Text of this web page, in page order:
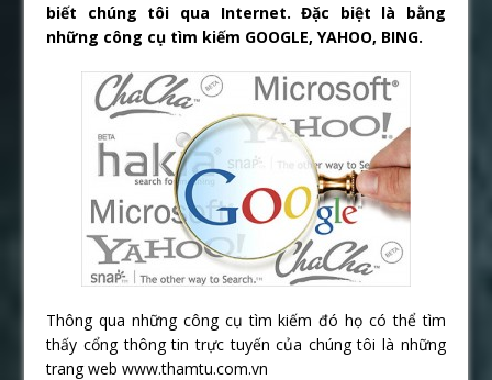
biết chúng tôi qua Internet. Đặc biệt là bằng
những công cụ tìm kiếm GOOGLE, YAHOO, BING.
Thông qua những công cụ tìm kiếm đó họ có thể tìm
thấy cổng thông tin trực tuyến của chúng tôi là những
trang web www.thamtu.com.vn